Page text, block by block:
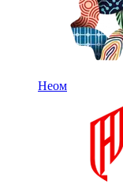
Неом